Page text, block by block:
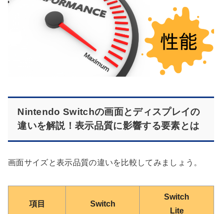
Nintendo Switchの画面とディスプレイの
違いを解説！表示品質に影響する要素とは
画面サイズと表示品質の違いを比較してみましょう。
項目 Switch
Switch
Lite